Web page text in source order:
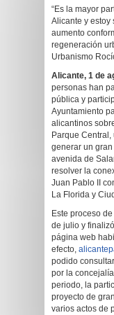
“Es la mayor
Alicante y estoy
aumento
regeneración
Urbanismo
Alicante, 1 de
personas han
pública y
Ayuntamiento
alicantinos
Parque
generar un
avenida de
resolver la
Juan Pablo II
La Florida y
Este proceso
de julio y
página web
efecto,
podido
por la
periodo, la
proyecto de
varios actos de